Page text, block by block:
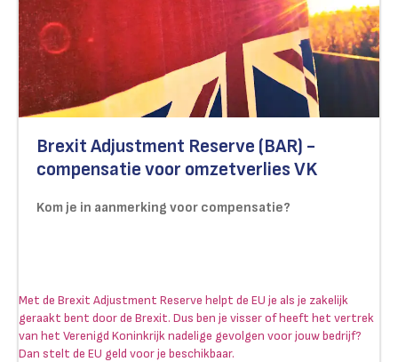
Brexit Adjustment Reserve (BAR) -
compensatie voor omzetverlies VK
Kom je in aanmerking voor compensatie?
Met de Brexit Adjustment Reserve helpt de EU je als je zakelijk
geraakt bent door de Brexit. Dus ben je visser of heeft het vertrek
van het Verenigd Koninkrijk nadelige gevolgen voor jouw bedrijf?
Dan stelt de EU geld voor je beschikbaar.